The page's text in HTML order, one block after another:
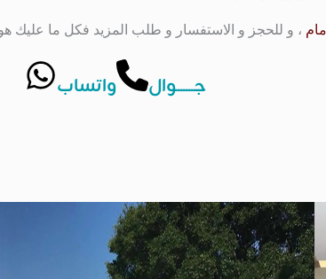
، و للحجز و الاستفسار و طلب المزيد فكل ما عليك
جــــــوال واتساب